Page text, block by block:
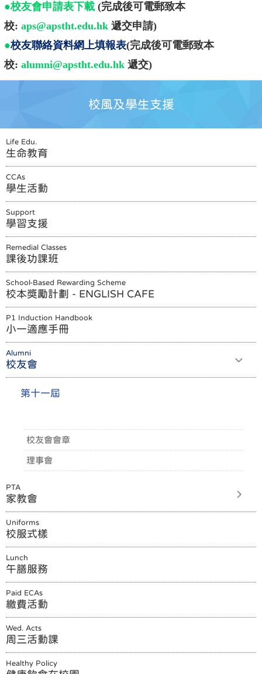
●校友會申請表下載(完成後可電郵致本
校: aps@apstht.edu.hk遞交申請)
●校友聯絡資料網上填報表(完成後可電郵致本
校: alumni@apstht.edu.hk遞交)
校風及學生支援
Life Edu.
生命教育
CCAs
學生活動
Support
學習支援
Remedial Classes
課後功課班
School-Based Rewarding Scheme
校本獎勵計劃 - ENGLISH CAFE
P1 Induction Handbook
小一適應手冊
Alumni
校友會
第十一屆
校友會會章
理事會
PTA
家教會
Uniforms
校服式樣
Lunch
午膳服務
Paid ECAs
繳費活動
Wed. Acts
周三活動課
Healthy Policy